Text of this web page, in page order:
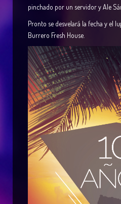
pinchado por un servidor y Ale
Pronto se desvelará la fecha y el
Burrero Fresh House.